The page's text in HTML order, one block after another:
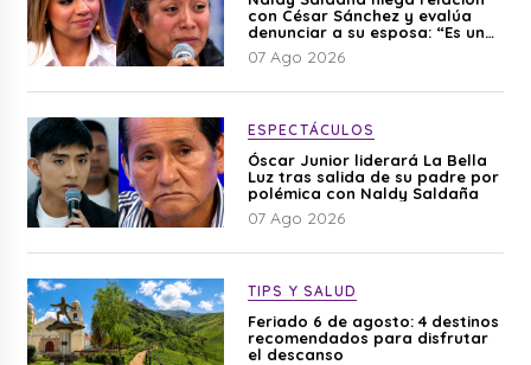
con César Sánchez y evalúa
denunciar a su esposa: “Es una
difamación”
07 Ago 2026
ESPECTÁCULOS
Óscar Junior liderará La Bella
Luz tras salida de su padre por
polémica con Naldy Saldaña
07 Ago 2026
TIPS Y SALUD
Feriado 6 de agosto: 4 destinos
recomendados para disfrutar
el descanso